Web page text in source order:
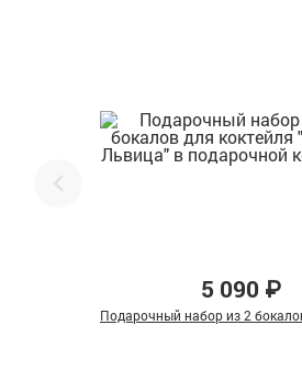
5 090 ₽
Подарочный набор из 2